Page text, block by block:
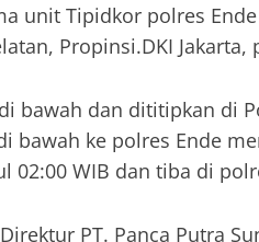
unit Tipidkor polres
Propinsi.DKI
bawah dan dititipkan di
bawah ke polres Ende
02:00 WIB dan tiba di
PT. Panca Putra